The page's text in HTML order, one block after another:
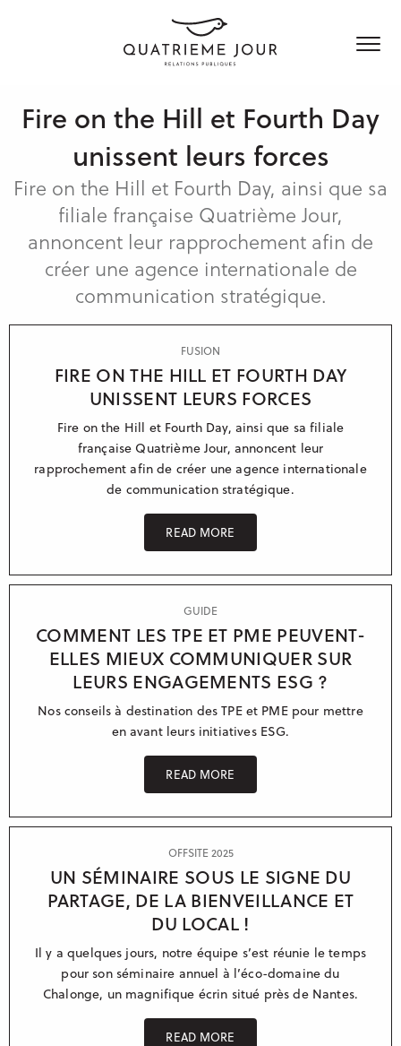
Fire on the Hill et Fourth Day
unissent leurs forces
Fire on the Hill et Fourth Day, ainsi que sa
filiale française Quatrième Jour,
annoncent leur rapprochement afin de
créer une agence internationale de
communication stratégique.
FUSION
FIRE ON THE HILL ET FOURTH DAY
UNISSENT LEURS FORCES
Fire on the Hill et Fourth Day, ainsi que sa filiale
française Quatrième Jour, annoncent leur
rapprochement afin de créer une agence internationale
de communication stratégique.
READ MORE
GUIDE
COMMENT LES TPE ET PME PEUVENT-
ELLES MIEUX COMMUNIQUER SUR
LEURS ENGAGEMENTS ESG ?
Nos conseils à destination des TPE et PME pour mettre
en avant leurs initiatives ESG.
READ MORE
OFFSITE 2025
UN SÉMINAIRE SOUS LE SIGNE DU
PARTAGE, DE LA BIENVEILLANCE ET
DU LOCAL !
Il y a quelques jours, notre équipe s’est réunie le temps
pour son séminaire annuel à l’éco-domaine du
Chalonge, un magnifique écrin situé près de Nantes.
READ MORE
Qui sommes nous
Services
Conseil
Médias & Influenceurs
Production de contenus
Réseaux sociaux
Communication de crise
RP à l’international
Clients & Expertises
Technologies & Innovation
Industrie
Secteur public
News & Blog
Nos agences
Manchester
Casablanca
Charte RSE